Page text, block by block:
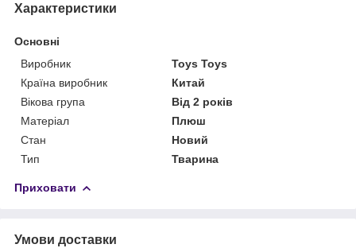
Характеристики
Основні
Виробник
Toys Toys
Країна виробник
Китай
Вікова група
Від 2 років
Матеріал
Плюш
Стан
Новий
Тип
Тварина
Приховати
Умови доставки